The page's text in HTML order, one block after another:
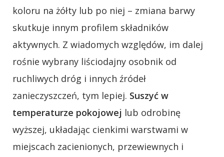
koloru na żółty lub po niej – zmiana barwy
skutkuje innym profilem składników
aktywnych. Z wiadomych względów, im dalej
rośnie wybrany liściodajny osobnik od
ruchliwych dróg i innych źródeł
zanieczyszczeń, tym lepiej. Suszyć w
temperaturze pokojowej lub odrobinę
wyższej, układając cienkimi warstwami w
miejscach zacienionych, przewiewnych i